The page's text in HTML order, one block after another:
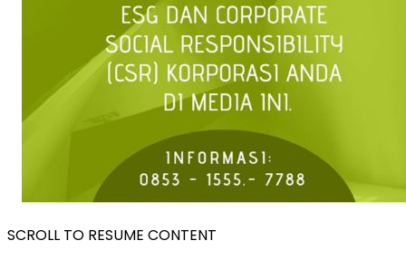
SCROLL TO RESUME CONTENT